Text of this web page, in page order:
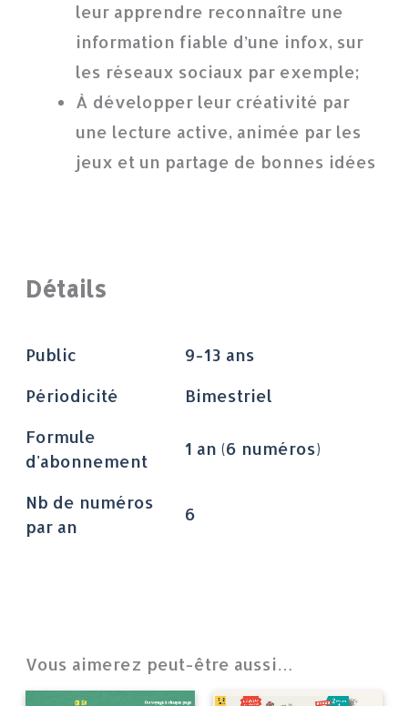
leur apprendre reconnaître une
information fiable d’une infox, sur
les réseaux sociaux par exemple;
À développer leur créativité par
une lecture active, animée par les
jeux et un partage de bonnes idées
Détails
Public
9-13 ans
Périodicité
Bimestriel
Formule
d'abonnement
1 an (6 numéros)
Nb de numéros
par an
6
Vous aimerez peut-être aussi…